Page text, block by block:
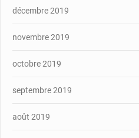
décembre 2019
novembre 2019
octobre 2019
septembre 2019
août 2019